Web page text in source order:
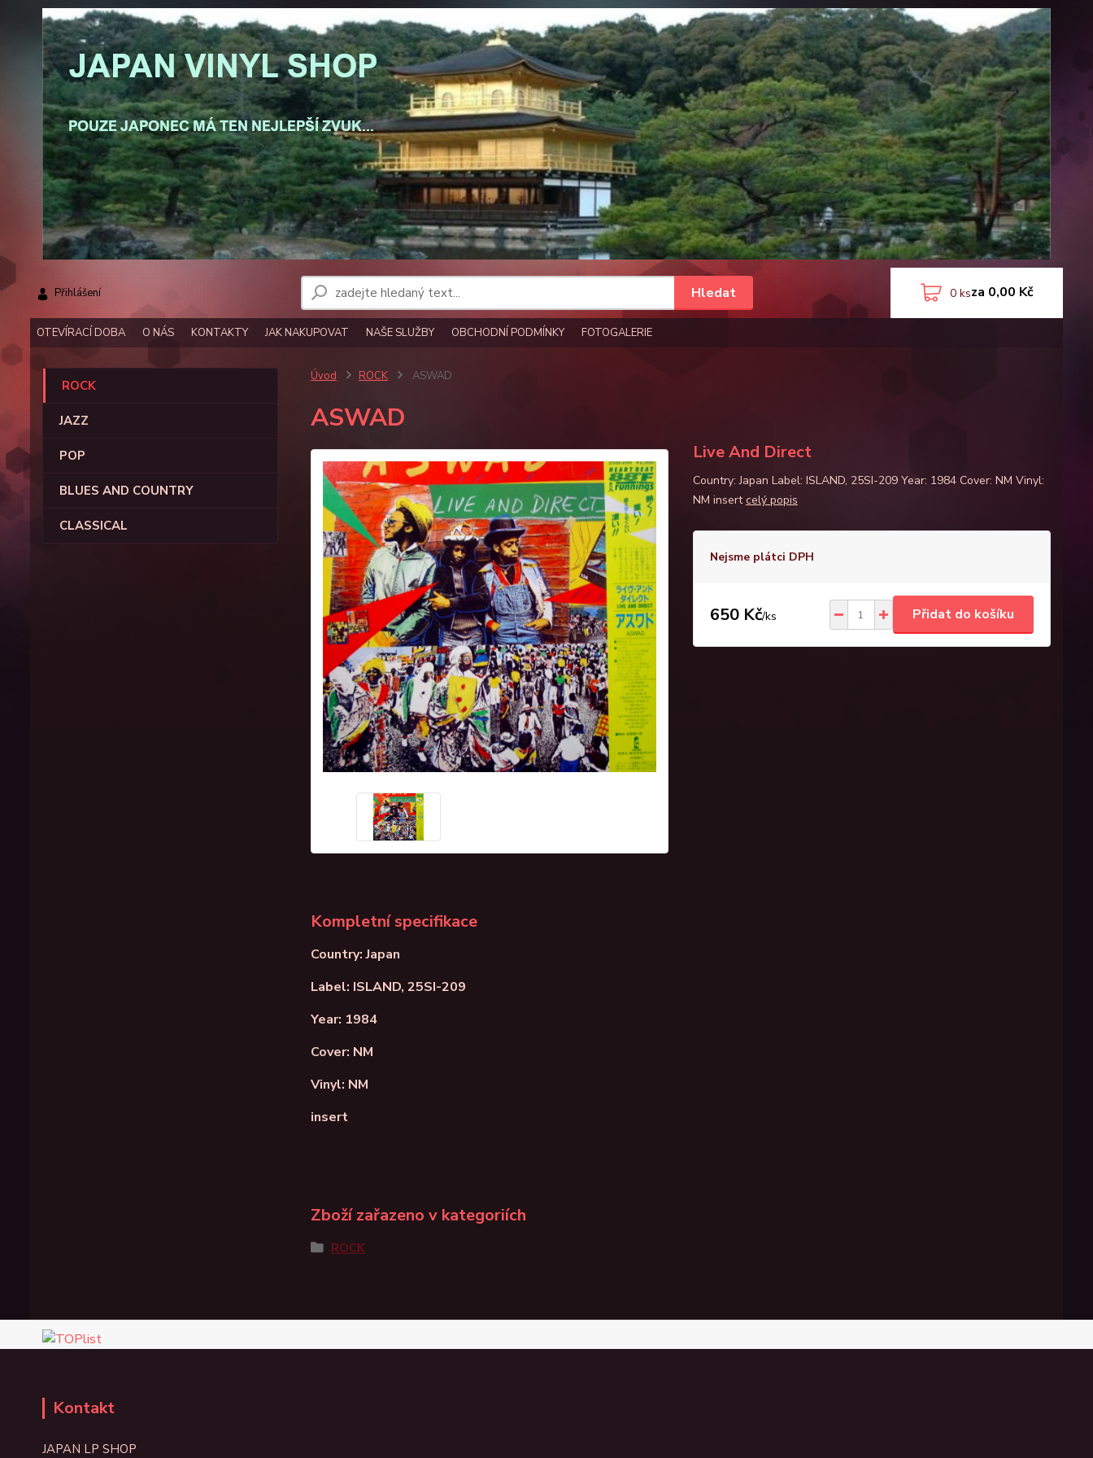
OTEVÍRACÍ DOBA O NÁS KONTAKTY JAK NAKUPOVAT NAŠE SLUŽBY OBCHODNÍ PODMÍNKY FOTOGALERIE
Přihlášení Hledat 0 ksza 0,00 Kč
ROCK
JAZZ
POP
BLUES AND COUNTRY
CLASSICAL
Úvod ROCK ASWAD
ASWAD
Live And Direct
Country: Japan Label: ISLAND, 25SI-209 Year: 1984 Cover: NM Vinyl:
NM insertcelý popis
Nejsme plátci DPH
650 Kč/ks Přidat do košíku
Kompletní specifikace
Country: Japan
Label: ISLAND, 25SI-209
Year: 1984
Cover: NM
Vinyl: NM
insert
Zboží zařazeno v kategoriích
ROCK
Kontakt
JAPAN LP SHOP